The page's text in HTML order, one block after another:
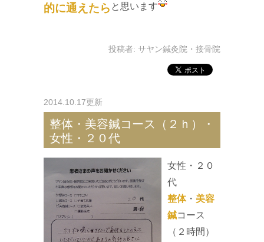
的に通えたら と思います
投稿者: サヤン鍼灸院・接骨院
2014.10.17更新
整体・美容鍼コース（２ｈ）・
女性・２０代
女性・２０
代
整体・ 美容
鍼コース
（２時間）